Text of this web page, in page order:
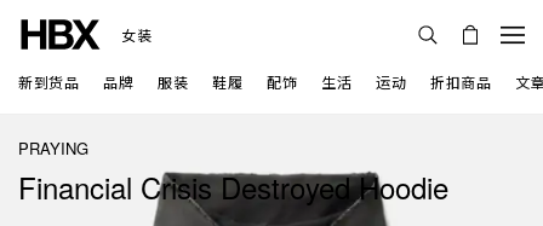
女装
新到货品 品牌 服装 鞋履 配饰 生活 运动 折扣商品 文
PRAYING
Financial Crisis Destroyed Hoodie